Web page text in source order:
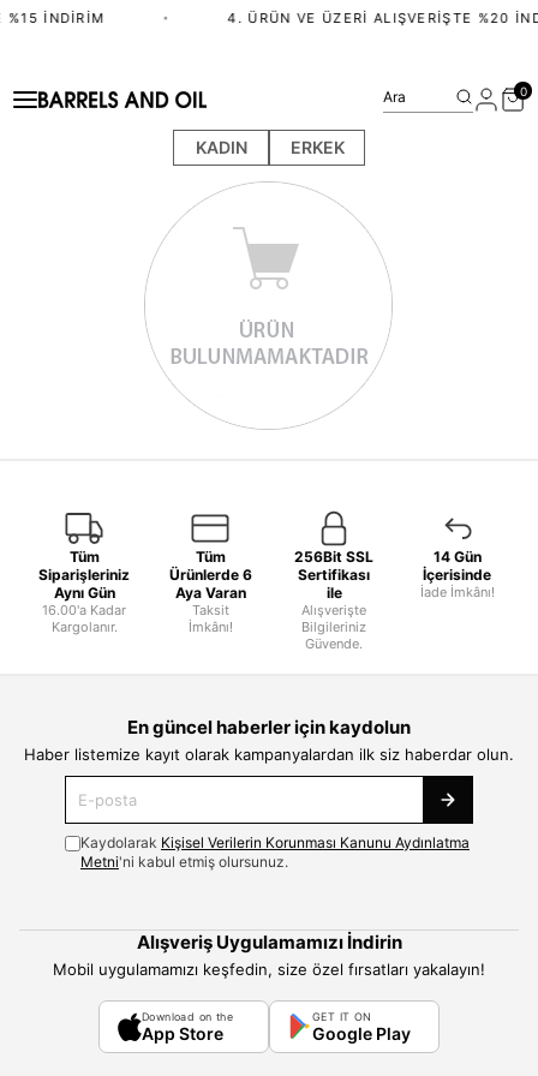
%15 İNDIRIM • 4. ÜRÜN VE ÜZERI ALIŞVERIŞTE %20
KADIN ERKEK
Ara 0
Tüm
Siparişleriniz
Aynı Gün
16.00'a Kadar
Kargolanır.
Tüm
Ürünlerde 6
Aya Varan
Taksit
İmkânı!
256Bit SSL
Sertifikası
ile
Alışverişte
Bilgileriniz
Güvende.
14 Gün
İçerisinde
İade İmkânı!
En güncel haberler için kaydolun
Haber listemize kayıt olarak kampanyalardan ilk siz haberdar olun.
Kaydolarak Kişisel Verilerin Korunması Kanunu Aydınlatma
Metni'ni kabul etmiş olursunuz.
Alışveriş Uygulamamızı İndirin
Mobil uygulamamızı keşfedin, size özel fırsatları yakalayın!
Download on the
App Store
GET IT ON
Google Play